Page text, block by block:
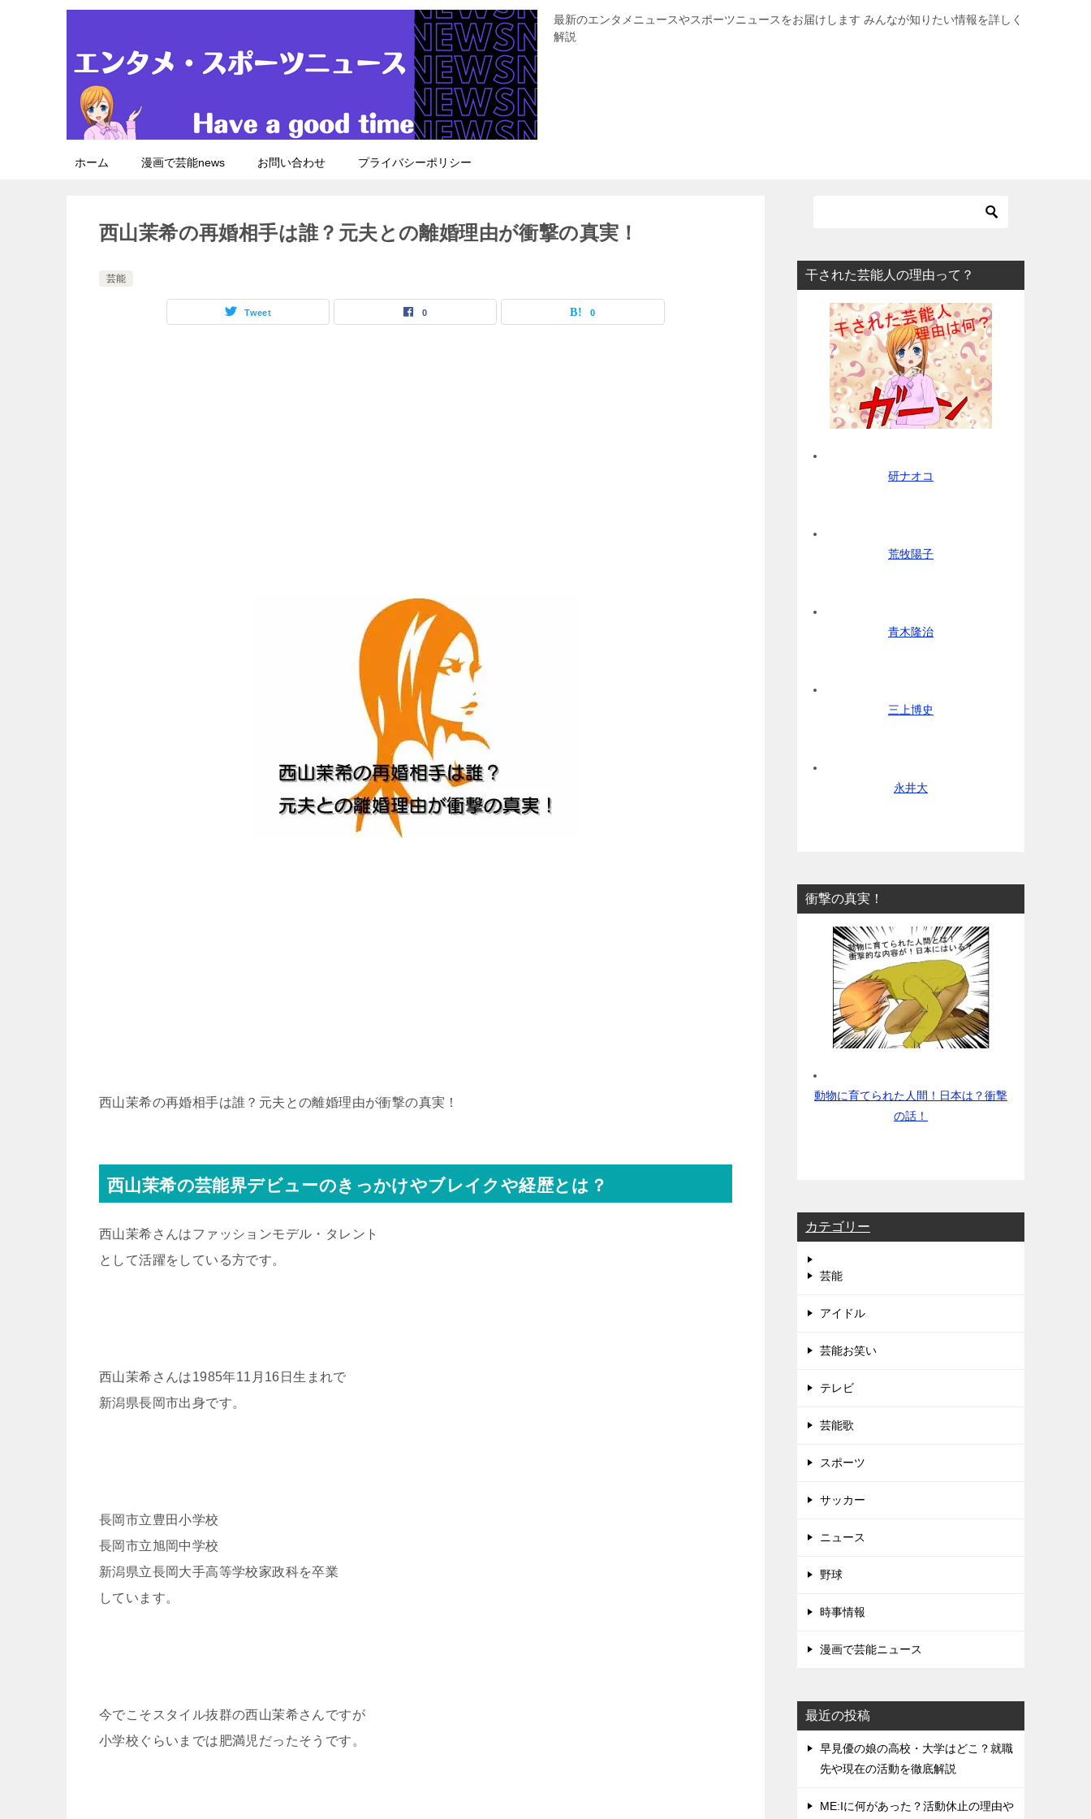
最新のエンタメニュースやスポーツニュースをお届けします みんなが知りたい情報を詳しく
解説
ホーム 漫画で芸能news お問い合わせ プライバシーポリシー
西山茉希の再婚相手は誰？元夫との離婚理由が衝撃の真実！
芸能
Tweet 0 0
西山茉希の再婚相手は誰？元夫との離婚理由が衝撃の真実！
西山茉希の芸能界デビューのきっかけやブレイクや経歴とは？
西山茉希さんはファッションモデル・タレント
として活躍をしている方です。
西山茉希さんは1985年11月16日生まれで
新潟県長岡市出身です。
長岡市立豊田小学校
長岡市立旭岡中学校
新潟県立長岡大手高等学校家政科を卒業
しています。
今でこそスタイル抜群の西山茉希さんですが
小学校ぐらいまでは肥満児だったそうです。
干された芸能人の理由って？
研ナオコ
荒牧陽子
青木隆治
三上博史
永井大
衝撃の真実！
動物に育てられた人間！日本は？衝撃
の話！
カテゴリー
芸能
アイドル
芸能お笑い
テレビ
芸能歌
スポーツ
サッカー
ニュース
野球
時事情報
漫画で芸能ニュース
最近の投稿
早見優の娘の高校・大学はどこ？就職
先や現在の活動を徹底解説
ME:Iに何があった？活動休止の理由や